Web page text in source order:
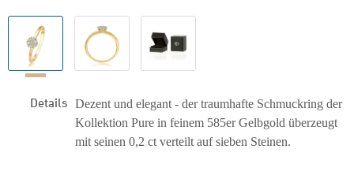
Details Dezent und elegant - der traumhafte Schmuckring der
Kollektion Pure in feinem 585er Gelbgold überzeugt
mit seinen 0,2 ct verteilt auf sieben Steinen.